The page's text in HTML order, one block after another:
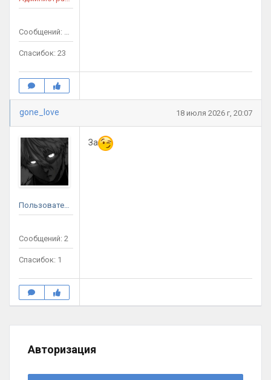
Сообщений: 31
Спасибок: 23
gone_love 18 июля 2026 г, 20:07
Пользователь
Сообщений: 2
Спасибок: 1
За
Авторизация